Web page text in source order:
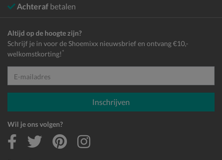
Achteraf betalen
Altijd op de hoogte zijn?
Schrijf je in voor de Shoemixx nieuwsbrief en ontvang €10,-
welkomstkorting! *
E-mailadres
Inschrijven
Wil je ons volgen?